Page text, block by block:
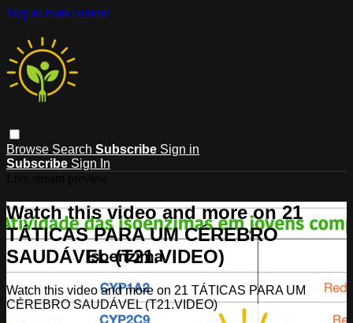
Skip to main content
Browse Search Subscribe Sign in
Subscribe Sign In
Watch this video and more on 21
TÁTICAS PARA UM CÉREBRO
SAUDÁVEL (T21.VIDEO)
Watch this video and more on 21 TÁTICAS PARA UM
CÉREBRO SAUDÁVEL (T21.VIDEO)